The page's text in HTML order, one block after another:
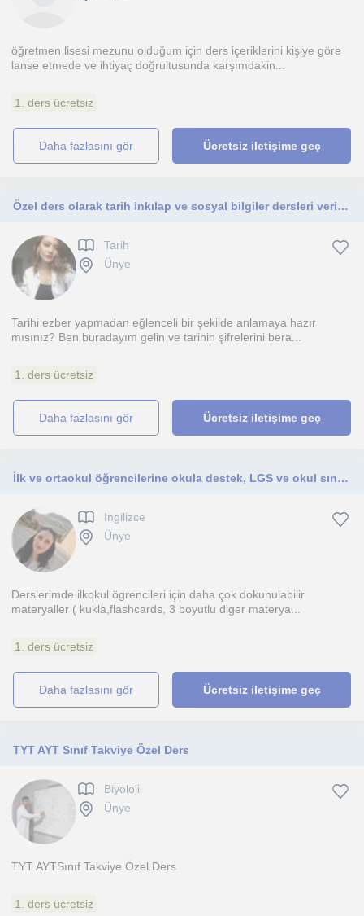
öğretmen lisesi mezunu olduğum için ders içeriklerini kişiye göre
lanse etmede ve ihtiyaç doğrultusunda karşımdakin...
1. ders ücretsiz
daha fazlasını gör Ücretsiz iletişime geç
Özel ders olarak tarih inkılap ve sosyal bilgiler dersleri veriyorum
Tarih
Ünye
Tarihi ezber yapmadan eğlenceli bir şekilde anlamaya hazır
mısınız? Ben buradayım gelin ve tarihin şifrelerini bera...
1. ders ücretsiz
daha fazlasını gör Ücretsiz iletişime geç
İlk ve ortaokul öğrencilerine okula destek, LGS ve okul sınavlarına hazırlık
Ingilizce
Ünye
Derslerimde ilkokul ögrencileri için daha çok dokunulabilir
materyaller ( kukla,flashcards, 3 boyutlu diger materya...
1. ders ücretsiz
daha fazlasını gör Ücretsiz iletişime geç
TYT AYT Sınıf Takviye Özel Ders
Biyoloji
Ünye
TYT AYTSınıf Takviye Özel Ders
1. ders ücretsiz